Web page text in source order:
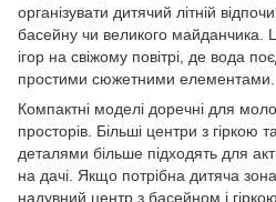
організувати дитячий літній
басейну чи великого майданчика.
ігор на свіжому повітрі, де вода
простими сюжетними елементами.
Компактні моделі доречні для
просторів. Більші центри з гіркою
деталями більше підходять для
на дачі. Якщо потрібна дитяча
надувний центр з басейном і